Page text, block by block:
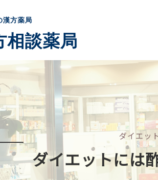
漢方薬局
相談薬局
ダイエッ
ダイエットには